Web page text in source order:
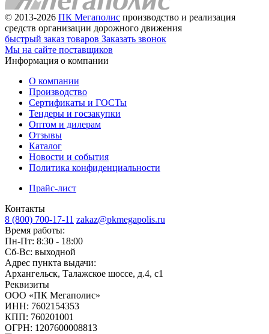
© 2013-2026 ПК Мегаполис производство и реализация
средств организации дорожного движения
быстрый заказ товаров Заказать звонок
Мы на сайте поставщиков
Информация о компании
О компании
Производство
Сертификаты и ГОСТы
Тендеры и госзакупки
Оптом и дилерам
Отзывы
Каталог
Новости и события
Политика конфиденциальности
Прайс-лист
Контакты
8 (800) 700-17-11 zakaz@pkmegapolis.ru
Время работы:
Пн-Пт: 8:30 - 18:00
Сб-Вс: выходной
Адрес пункта выдачи:
Архангельск, Талажское шоссе, д.4, с1
Реквизиты
ООО «ПК Мегаполис»
ИНН: 7602154353
КПП: 760201001
ОГРН: 1207600008813